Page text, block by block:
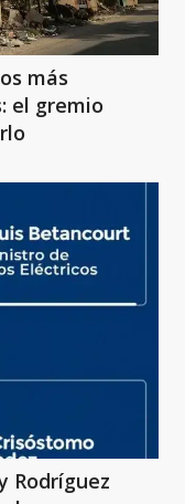
más
el gremio
Rodríguez